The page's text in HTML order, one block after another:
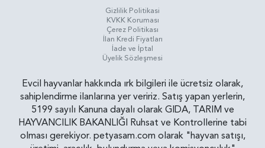
Gizlilik Politikasi
KVKK Koruması
Çerez Politikası
İlan Kredi Fiyatları
İade ve İptal
Üyelik Sözleşmesi
Evcil hayvanlar hakkında ırk bilgileri ile ücretsiz olarak,
sahiplendirme ilanlarına yer veririz. Satış yapan yerlerin,
5199 sayılı Kanuna dayalı olarak GIDA, TARIM ve
HAYVANCILIK BAKANLIĞI Ruhsat ve Kontrollerine tabi
olması gerekiyor. petyasam.com olarak "hayvan satışı,